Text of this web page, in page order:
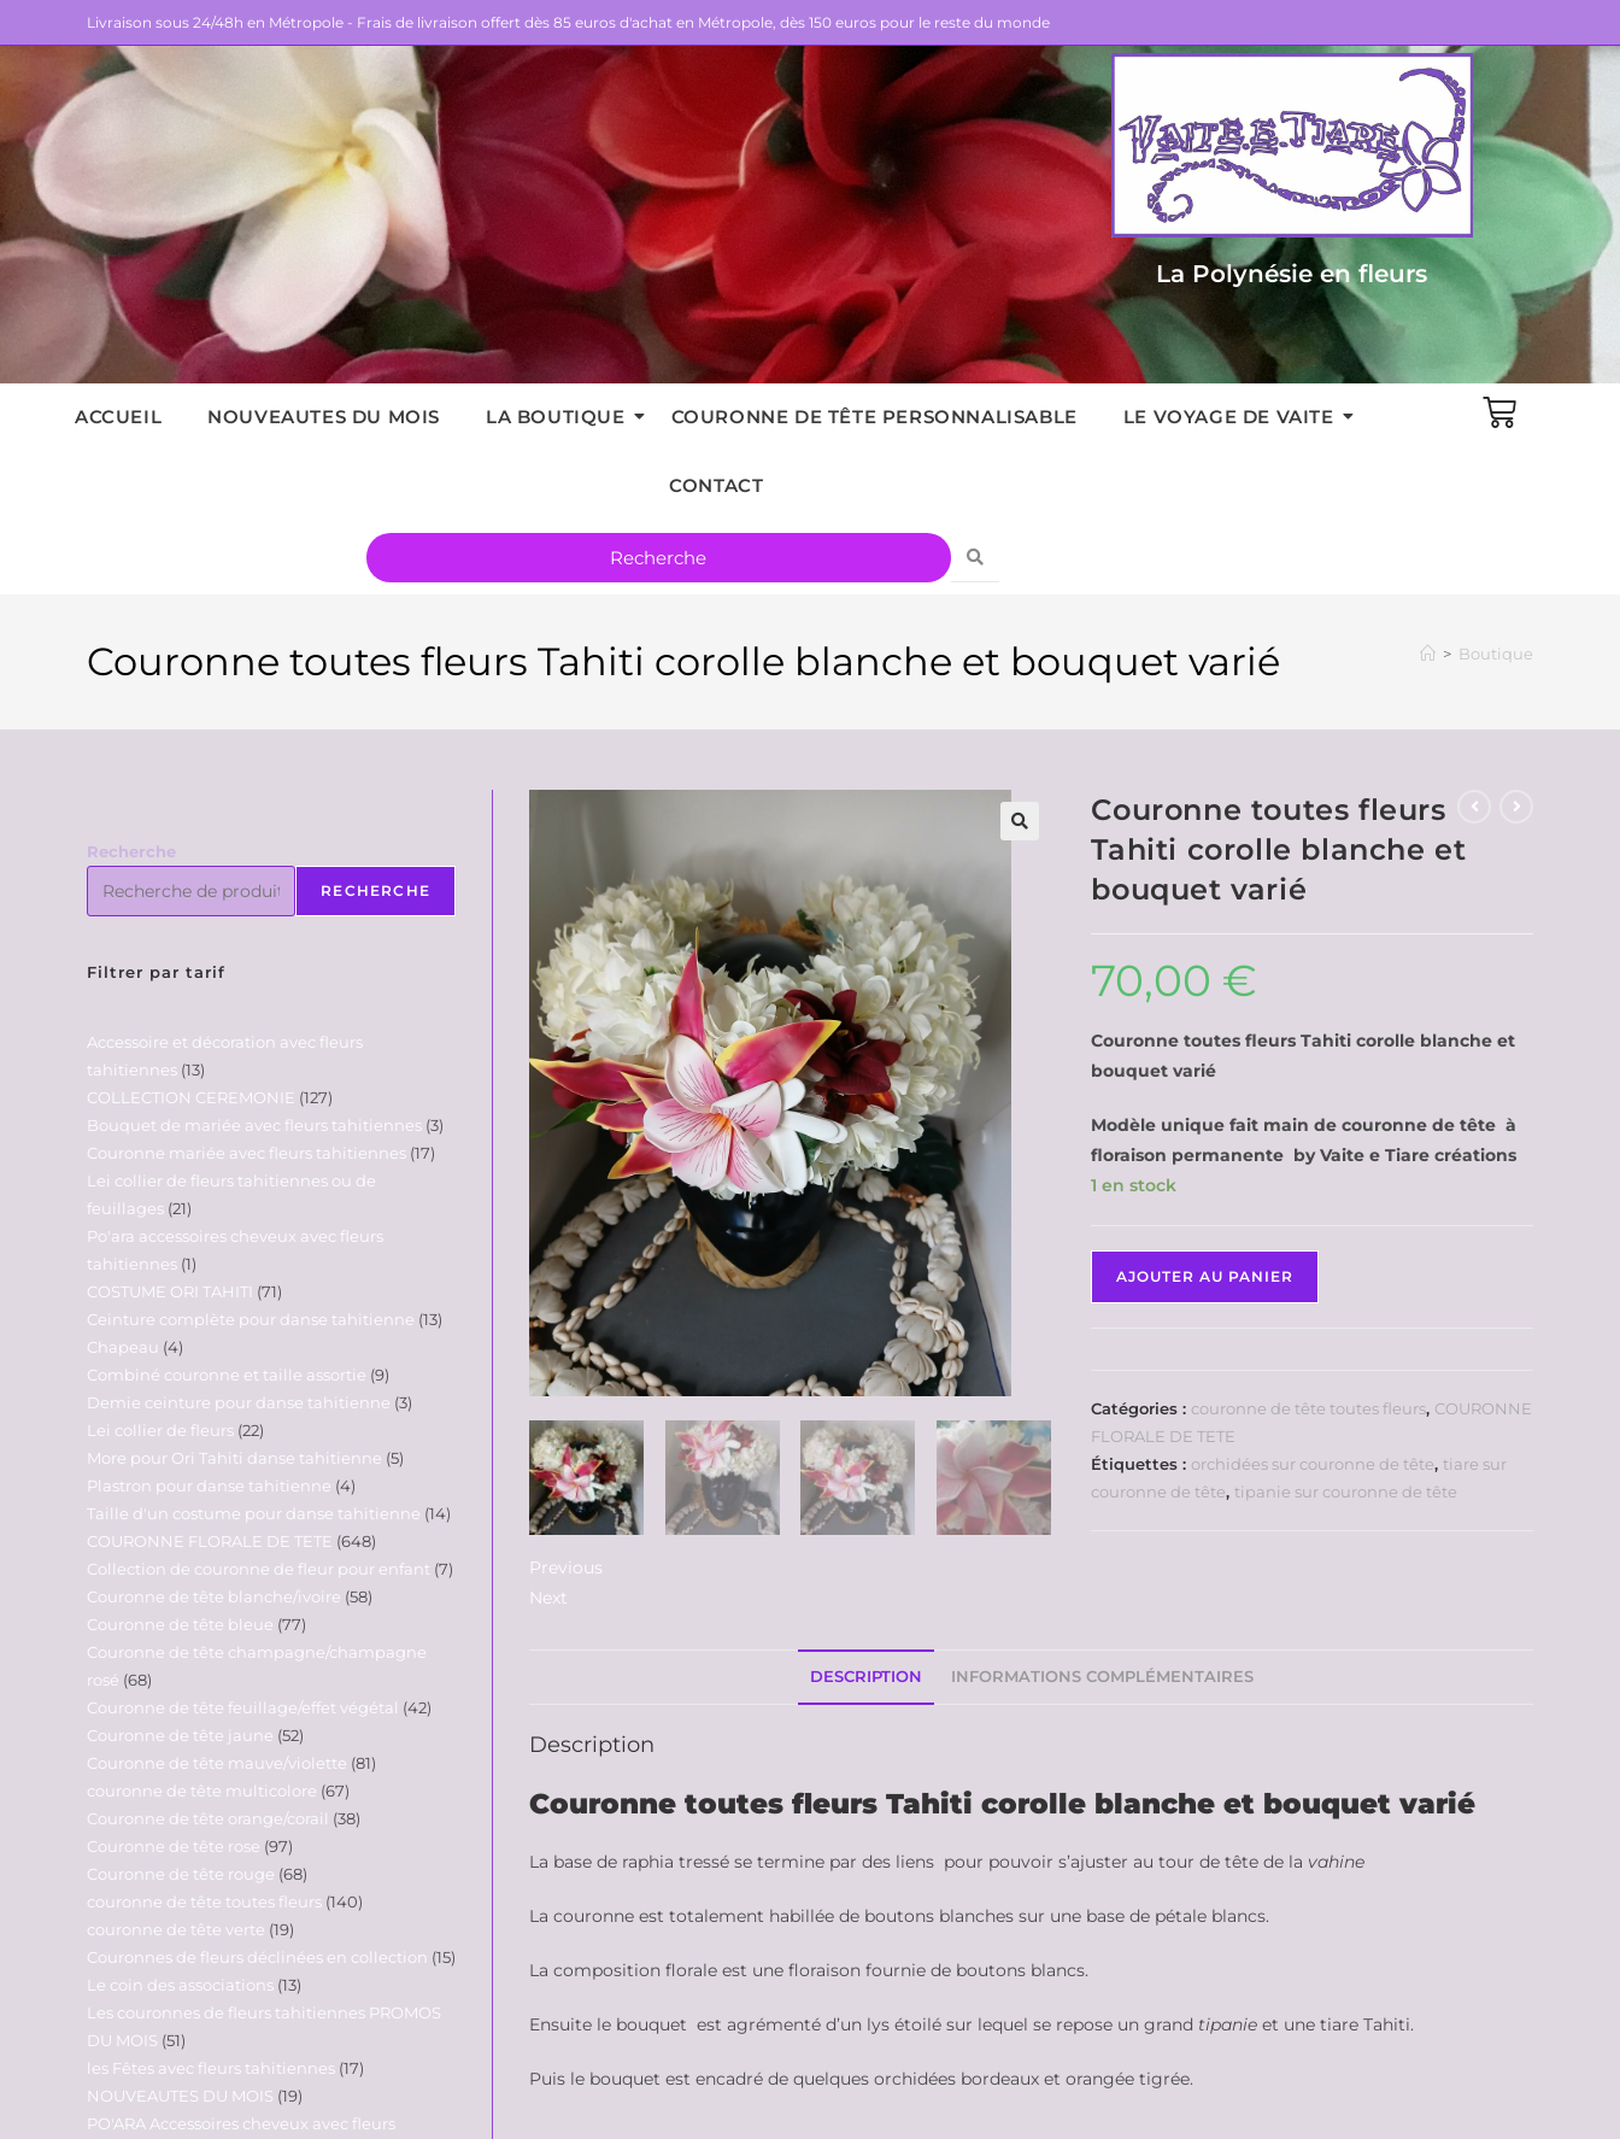
Livraison sous 24/48h en Métropole - Frais de livraison offert dès 85 euros d'achat en Métropole, dès 150 euros pour le reste du monde
La Polynésie en fleurs
ACCUEIL NOUVEAUTES DU MOIS LA BOUTIQUE COURONNE DE TÊTE PERSONNALISABLE LE VOYAGE DE VAITE
CONTACT
Couronne toutes fleurs Tahiti corolle blanche et bouquet varié > Boutique
Previous
Next
Couronne toutes fleurs
Tahiti corolle blanche et
bouquet varié
70,00 €
Couronne toutes fleurs Tahiti corolle blanche et
bouquet varié
Modèle unique fait main de couronne de tête à
floraison permanente by Vaite e Tiare créations
1 en stock
AJOUTER AU PANIER
Catégories : couronne de tête toutes fleurs, COURONNE
FLORALE DE TETE
Étiquettes : orchidées sur couronne de tête,tiare sur
couronne de tête,tipanie sur couronne de tête
DESCRIPTION INFORMATIONS COMPLÉMENTAIRES
Description
Couronne toutes fleurs Tahiti corolle blanche et bouquet varié
La base de raphia tressé se termine par des liens pour pouvoir s’ajuster au tour de tête de la vahine
La couronne est totalement habillée de boutons blanches sur une base de pétale blancs.
La composition florale est une floraison fournie de boutons blancs.
Ensuite le bouquet est agrémenté d’un lys étoilé sur lequel se repose un grand tipanie et une tiare Tahiti.
Puis le bouquet est encadré de quelques orchidées bordeaux et orangée tigrée.
Recherche
RECHERCHE
Filtrer par tarif
Accessoire et décoration avec fleurs
tahitiennes 13
COLLECTION CEREMONIE 127
Bouquet de mariée avec fleurs tahitiennes 3
Couronne mariée avec fleurs tahitiennes 17
Lei collier de fleurs tahitiennes ou de
feuillages 21
Po'ara accessoires cheveux avec fleurs
tahitiennes 1
COSTUME ORI TAHITI
71
Ceinture complète pour danse tahitienne 13
Chapeau 4
Combiné couronne et taille assortie 9
Demie ceinture pour danse tahitienne 3
Lei collier de fleurs 22
More pour Ori Tahiti danse tahitienne 5
Plastron pour danse tahitienne 4
Taille d'un costume pour danse tahitienne 14
COURONNE FLORALE DE TETE 648
Collection de couronne de fleur pour enfant 7
Couronne de tête blanche/ivoire 58
Couronne de tête bleue 77
Couronne de tête champagne/champagne
rosé 68
Couronne de tête feuillage/effet végétal 42
Couronne de tête jaune 52
Couronne de tête mauve/violette 81
couronne de tête multicolore 67
Couronne de tête orange/corail 38
Couronne de tête rose 97
Couronne de tête rouge 68
couronne de tête toutes fleurs 140
couronne de tête verte 19
Couronnes de fleurs déclinées en collection 15
Le coin des associations 13
Les couronnes de fleurs tahitiennes PROMOS
DU MOIS 51
les Fêtes avec fleurs tahitiennes 17
NOUVEAUTES DU MOIS 19
PO'ARA Accessoires cheveux avec fleurs